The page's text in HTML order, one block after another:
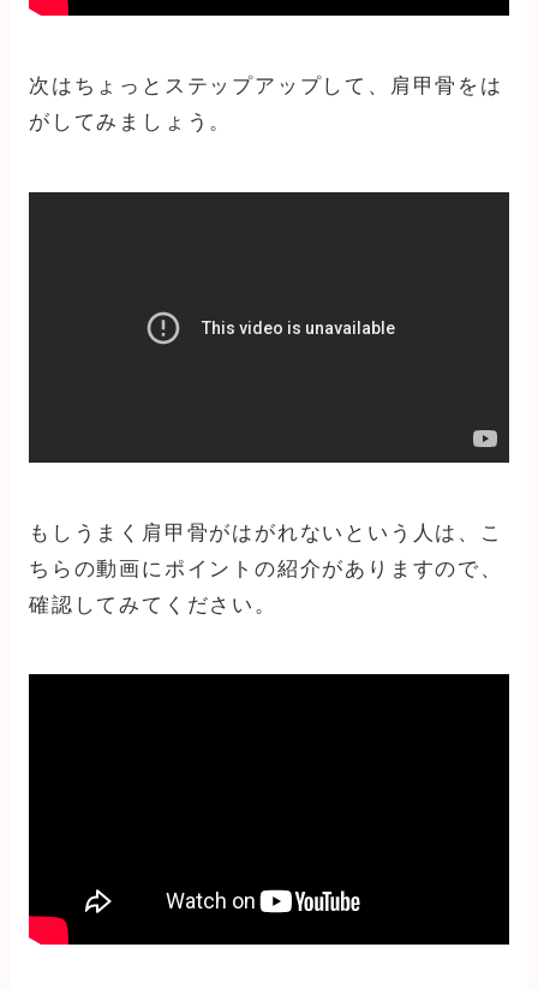
次はちょっとステップアップして、肩甲骨をは
がしてみましょう。
もしうまく肩甲骨がはがれないという人は、こ
ちらの動画にポイントの紹介がありますので、
確認してみてください。